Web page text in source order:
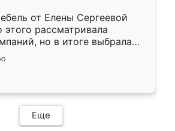
от Елены Сергеевой
этого рассматривала
но в итоге выбрала
условия, потом
всё спокойно объяснил
Изготовили в срок, с
на свое место без
Качеством осталась
Еще